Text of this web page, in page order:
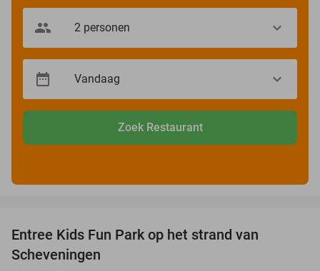
Zoek Restaurant
Entree Kids Fun Park op het strand van
Scheveningen